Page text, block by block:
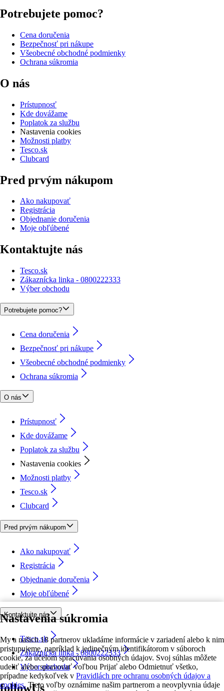
Nastavenia súkromia
My a našich 18 partnerov ukladáme informácie v zariadení alebo k nim
pristupujeme, napríklad k jedinečným identifikátorom v súboroch
cookie, za účelom spracúvania osobných údajov. Svoj súhlas môžete
udeliť alebo spravovať voľbou Prijať alebo Odmietnuť všetko,
prípadne kedykoľvek v Pravidlách pre ochranu osobných údajov a
cookies. Tieto voľby oznámime našim partnerom a neovplyvnia údaje
Potrebujete pomoc?
Cena doručenia
Bezpečnosť pri nákupe
Všeobecné obchodné podmienky
Ochrana súkromia
O nás
Prístupnosť
Kde dovážame
Poplatok za službu
Nastavenia cookies
Možnosti platby
Tesco.sk
Clubcard
Pred prvým nákupom
Ako nakupovať
Registrácia
Objednanie doručenia
Moje obľúbené
Kontaktujte nás
Tesco.sk
Zákaznícka linka - 0800222333
Výber obchodu
Potrebujete pomoc?
Cena doručenia
Bezpečnosť pri nákupe
Všeobecné obchodné podmienky
Ochrana súkromia
O nás
Prístupnosť
Kde dovážame
Poplatok za službu
Nastavenia cookies
Možnosti platby
Tesco.sk
Clubcard
Pred prvým nákupom
Ako nakupovať
Registrácia
Objednanie doručenia
Moje obľúbené
Kontaktujte nás
Tesco.sk
Zákaznícka linka - 0800222333
Výber obchodu
followUs